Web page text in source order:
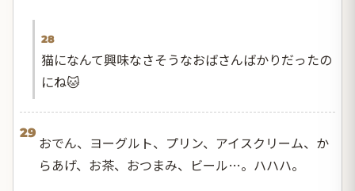
28
猫になんて興味なさそうなおばさんばかりだったの
にね🐱
29
おでん、ヨーグルト、プリン、アイスクリーム、か
らあげ、お茶、おつまみ、ビール…。ハハハ。